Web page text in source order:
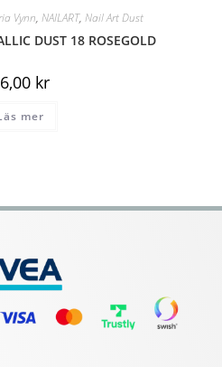
Vynn, NAILART, Nail Art Dust
DUST 18 ROSEGOLD
kr
mer